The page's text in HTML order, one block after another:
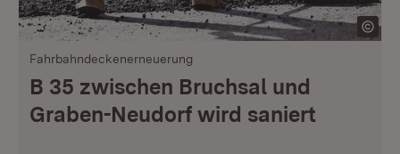
Fahrbahndeckenerneuerung
B 35 zwischen Bruchsal und
Graben-Neudorf wird saniert